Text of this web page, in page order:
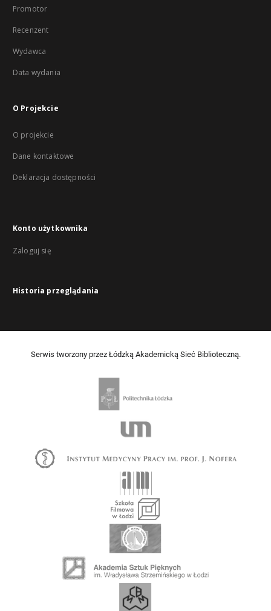
Promotor
Recenzent
Wydawca
Data wydania
O Projekcie
O projekcie
Dane kontaktowe
Deklaracja dostępności
Konto użytkownika
Zaloguj się
Historia przeglądania
Serwis tworzony przez Łódzką Akademicką Sieć Biblioteczną.